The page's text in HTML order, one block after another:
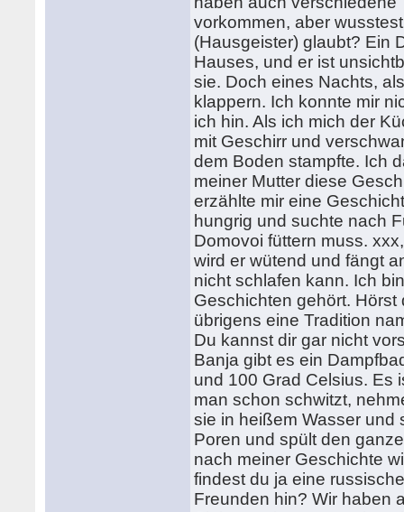
vorkommen, aber
(Hausgeister) glaubt? Ein
Hauses, und er ist
sie. Doch eines Nachts,
klappern. Ich konnte mir
ich hin. Als ich mich der
mit Geschirr und
dem Boden stampfte. Ich
meiner Mutter diese
erzählte mir eine
hungrig und suchte nach
Domovoi füttern muss.
wird er wütend und fängt
nicht schlafen kann. Ich
Geschichten gehört.
übrigens eine Tradition
Du kannst dir gar nicht
Banja gibt es ein
und 100 Grad Celsius. Es
man schon schwitzt,
sie in heißem Wasser und
Poren und spült den
nach meiner Geschichte
findest du ja eine
Freunden hin? Wir haben